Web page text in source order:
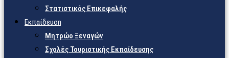
Στατιστικός Επικεφαλής
Εκπαίδευση
Μητρώο Ξεναγών
Σχολές Τουριστικής Εκπαίδευσης